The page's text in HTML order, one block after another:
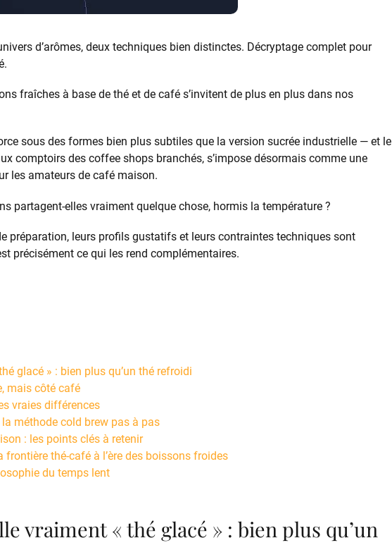
d’arômes, deux techniques bien distinctes. Décryptage complet pour
fraîches à base de thé et de café s’invitent de plus en plus dans nos
sous des formes bien plus subtiles que la version sucrée industrielle — et le
comptoirs des coffee shops branchés, s’impose désormais comme une
les amateurs de café maison.
partagent-elles vraiment quelque chose, hormis la température ?
préparation, leurs profils gustatifs et leurs contraintes techniques sont
précisément ce qui les rend complémentaires.
glacé » : bien plus qu’un thé refroidi
mais côté café
vraies différences
méthode cold brew pas à pas
: les points clés à retenir
frontière thé-café à l’ère des boissons froides
du temps lent
vraiment « thé glacé » : bien plus qu’un